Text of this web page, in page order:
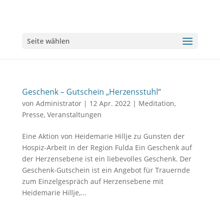
Seite wählen
Geschenk – Gutschein „Herzensstuhl“
von Administrator| 12 Apr. 2022| Meditation,
Presse, Veranstaltungen
Eine Aktion von Heidemarie Hillje zu Gunsten der
Hospiz-Arbeit in der Region Fulda Ein Geschenk auf
der Herzensebene ist ein liebevolles Geschenk. Der
Geschenk-Gutschein ist ein Angebot für Trauernde
zum Einzelgespräch auf Herzensebene mit
Heidemarie Hillje,...